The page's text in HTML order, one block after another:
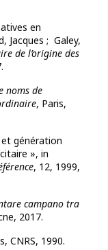
en
Jacques ; Galey,
de l’origine des
noms de
, Paris,
génération
», in
, 12, 1999,
campano tra
2017.
CNRS, 1990.